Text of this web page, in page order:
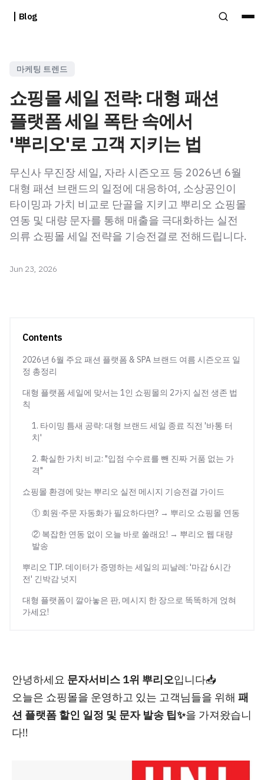
Blog
마케팅 트렌드
쇼핑몰 세일 전략: 대형 패션
플랫폼 세일 폭탄 속에서
'뿌리오'로 고객 지키는 법
무신사 무진장 세일, 자라 시즌오프 등 2026년 6월
대형 패션 브랜드의 일정에 대응하여, 소상공인이
타이밍과 가치 비교로 단골을 지키고 뿌리오 쇼핑몰
연동 및 대량 문자를 통해 매출을 극대화하는 실전
의류 쇼핑몰 세일 전략을 기승전결로 전해드립니다.
Jun 23, 2026
Contents
2026년 6월 주요 패션 플랫폼 & SPA 브랜드 여름 시즌오프 일
정 총정리
대형 플랫폼 세일에 맞서는 1인 쇼핑몰의 2가지 실전 생존 법
칙
1. 타이밍 틈새 공략: 대형 브랜드 세일 종료 직전 '바통 터
치'
2. 확실한 가치 비교: "입점 수수료를 뺀 진짜 거품 없는 가
격"
쇼핑몰 환경에 맞는 뿌리오 실전 메시지 기승전결 가이드
① 회원·주문 자동화가 필요하다면? → 뿌리오 쇼핑몰 연동
② 복잡한 연동 없이 오늘 바로 쏠래요! → 뿌리오 웹 대량
발송
뿌리오 TIP. 데이터가 증명하는 세일의 피날레: '마감 6시간
전' 긴박감 넛지
대형 플랫폼이 깔아놓은 판, 메시지 한 장으로 똑똑하게 얹혀
가세요!
안녕하세요 문자서비스 1위 뿌리오입니다📥
오늘은 쇼핑몰을 운영하고 있는 고객님들을 위해 패
션 플랫폼 할인 일정 및 문자 발송 팁✨을 가져왔습니
다!!